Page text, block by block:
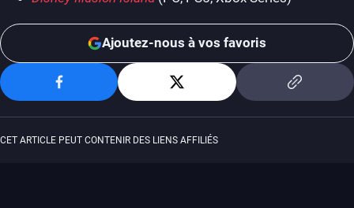
Ajoutez-nous à vos favoris
CET ARTICLE PEUT CONTENIR DES LIENS AFFILIÉS